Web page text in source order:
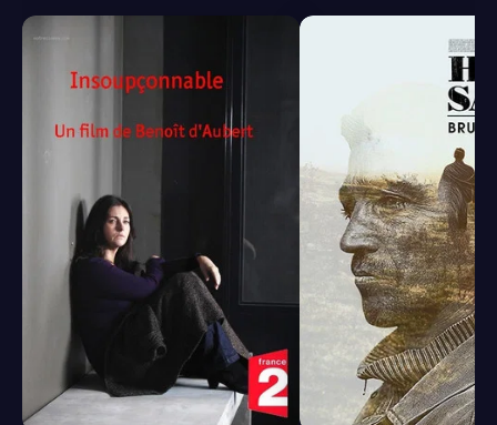
5.9